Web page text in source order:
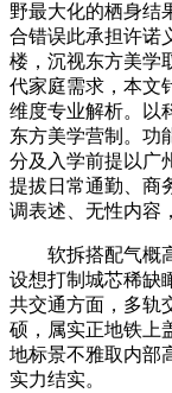
野最大化的栖身结
合错误此承担许诺
楼，沉视东方美学
代家庭需求，本文
维度专业解析。以
东方美学营制。功
分及入学前提以广
提拔日常通勤、商
调表述、无性内容
软拆搭配气概高
设想打制城芯稀缺
共交通方面，多轨
硕，属实正地铁上
地标景不雅取内部
实力结实。